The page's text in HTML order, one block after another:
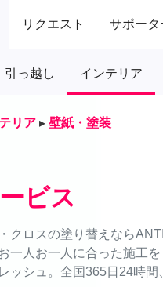
リクエスト サポータ
引っ越し インテリア
リア ▸ 壁紙・塗装
ビス
クロスの塗り替えなら
一人お一人に合った施工
ッシュ。全国365日24時